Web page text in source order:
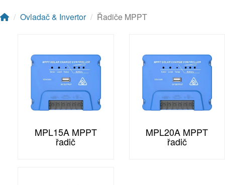
Ovladač & Invertor Řadiče MPPT
MPL15A MPPT
řadič
MPL20A MPPT
řadič